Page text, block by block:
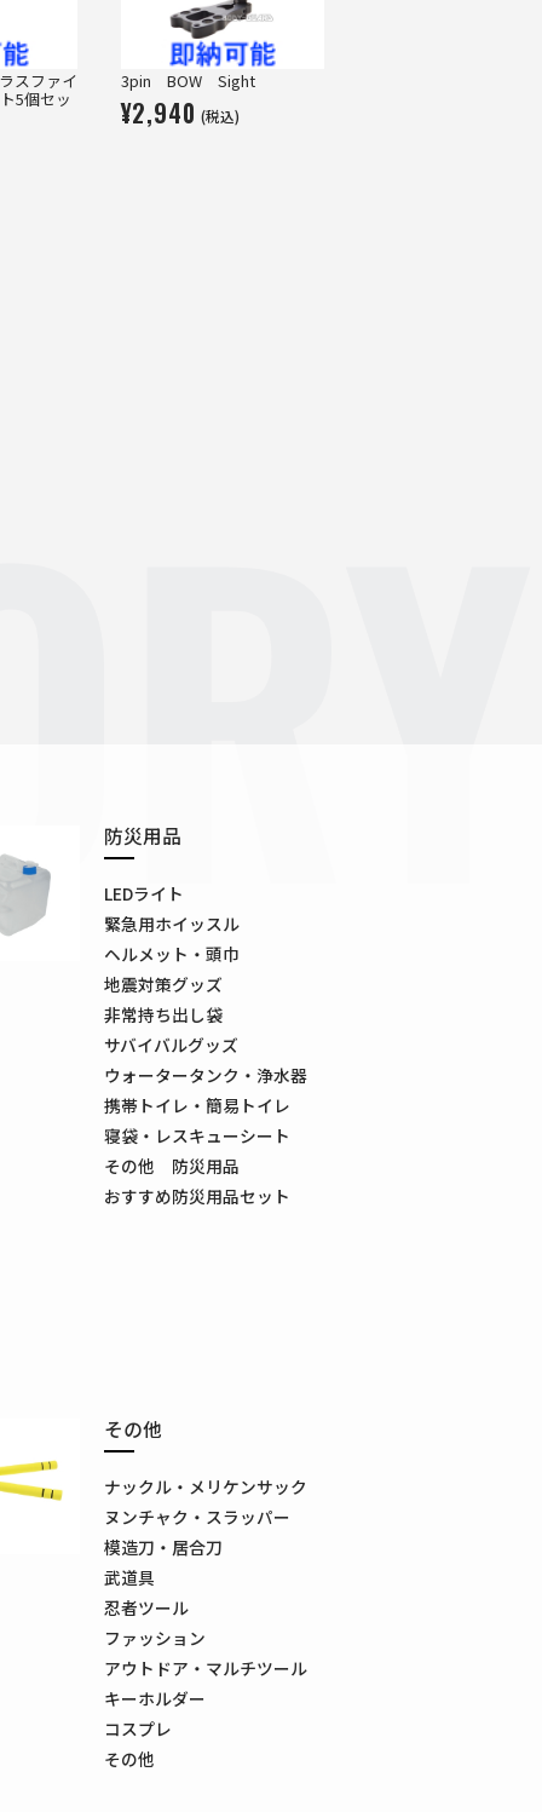
スファイ
5個セッ
3pin BOW Sight
¥2,940 (税込)
防災用品
LEDライト
緊急用ホイッスル
ヘルメット・頭巾
地震対策グッズ
非常持ち出し袋
サバイバルグッズ
ウォータータンク・浄水器
携帯トイレ・簡易トイレ
寝袋・レスキューシート
その他 防災用品
おすすめ防災用品セット
その他
ナックル・メリケンサック
ヌンチャク・スラッパー
模造刀・居合刀
武道具
忍者ツール
ファッション
アウトドア・マルチツール
キーホルダー
コスプレ
その他